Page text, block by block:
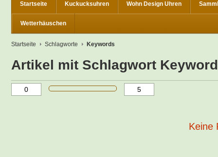
Startseite Kuckucksuhren Wohn Design Uhren
Wetterhäuschen
Startseite Schlagworte Keywords
Artikel mit Schlagwort
Keine